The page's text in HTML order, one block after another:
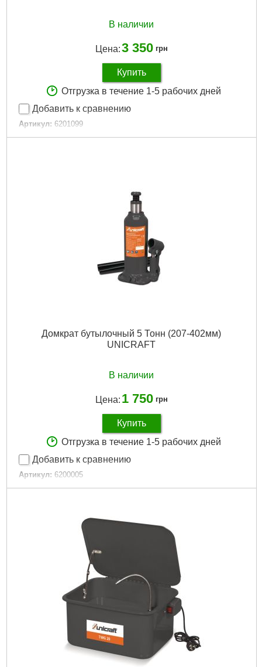
В наличии
Цена:3 350 грн
Купить
Отгрузка в течение 1-5 рабочих дней
Добавить к сравнению
Артикул: 6201099
Код товара: 28.00.54
Домкрат бутылочный 5 Тонн (207-402мм)
UNICRAFT
В наличии
Цена: 1 750 грн
Купить
Отгрузка в течение 1-5 рабочих дней
Добавить к сравнению
Артикул: 6200005
Код товара: 27.50.95